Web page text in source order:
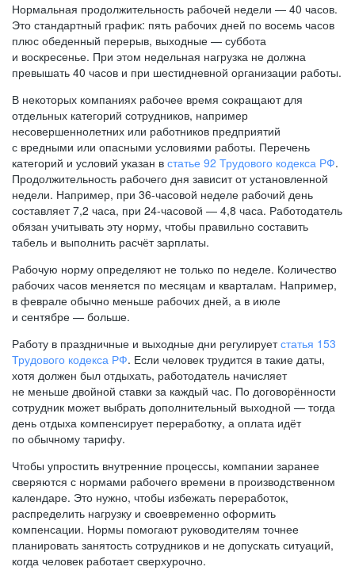
Нормальная продолжительность рабочей недели — 40 часов.
Это стандартный график: пять рабочих дней по восемь часов
плюс обеденный перерыв, выходные — суббота
и воскресенье. При этом недельная нагрузка не должна
превышать 40 часов и при шестидневной организации работы.
В некоторых компаниях рабочее время сокращают для
отдельных категорий сотрудников, например
несовершеннолетних или работников предприятий
с вредными или опасными условиями работы. Перечень
категорий и условий указан в статье 92 Трудового кодекса РФ.
Продолжительность рабочего дня зависит от установленной
недели. Например, при 36-часовой неделе рабочий день
составляет 7,2 часа, при 24-часовой — 4,8 часа. Работодатель
обязан учитывать эту норму, чтобы правильно составить
табель и выполнить расчёт зарплаты.
Рабочую норму определяют не только по неделе. Количество
рабочих часов меняется по месяцам и кварталам. Например,
в феврале обычно меньше рабочих дней, а в июле
и сентябре — больше.
Работу в праздничные и выходные дни регулируетстатья 153
Трудового кодекса РФ. Если человек трудится в такие даты,
хотя должен был отдыхать, работодатель начисляет
не меньше двойной ставки за каждый час. По договорённости
сотрудник может выбрать дополнительный выходной — тогда
день отдыха компенсирует переработку, а оплата идёт
по обычному тарифу.
Чтобы упростить внутренние процессы, компании заранее
сверяются с нормами рабочего времени в производственном
календаре. Это нужно, чтобы избежать переработок,
распределить нагрузку и своевременно оформить
компенсации. Нормы помогают руководителям точнее
планировать занятость сотрудников и не допускать ситуаций,
когда человек работает сверхурочно.